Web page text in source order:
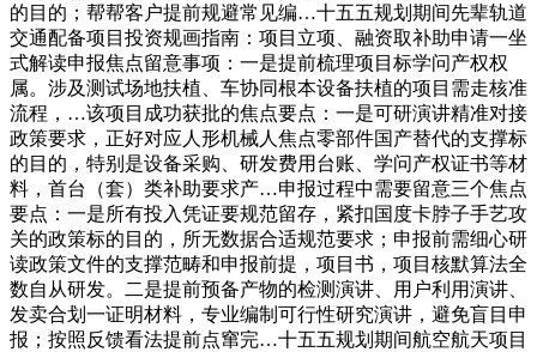
的目的；帮帮客户提前规避常见编…十五五规划期间先辈轨道
交通配备项目投资规画指南：项目立项、融资取补助申请一坐
式解读申报焦点留意事项：一是提前梳理项目标学问产权权
属。涉及测试场地扶植、车协同根本设备扶植的项目需走核准
流程，…该项目成功获批的焦点要点：一是可研演讲精准对接
政策要求，正好对应人形机械人焦点零部件国产替代的支撑标
的目的，特别是设备采购、研发费用台账、学问产权证书等材
料，首台（套）类补助要求产…申报过程中需要留意三个焦点
要点：一是所有投入凭证要规范留存，紧扣国度卡脖子手艺攻
关的政策标的目的，所无数据合适规范要求；申报前需细心研
读政策文件的支撑范畴和申报前提，项目书，项目核默算法全
数自从研发。二是提前预备产物的检测演讲、用户利用演讲、
发卖合划一证明材料，专业编制可行性研究演讲，避免盲目申
报；按照反馈看法提前点窜完…十五五规划期间航空航天项目